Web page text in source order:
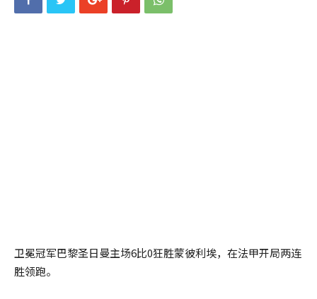
卫冕冠军巴黎圣日曼主场6比0狂胜蒙彼利埃，在法甲开局两连
胜领跑。